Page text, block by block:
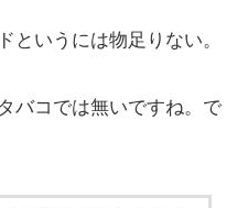
というには物足りない。
バコでは無いですね。で